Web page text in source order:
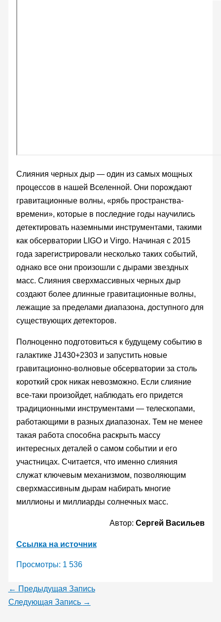
Слияния черных дыр — один из самых мощных
процессов в нашей Вселенной. Они порождают
гравитационные волны, «рябь пространства-
времени», которые в последние годы научились
детектировать наземными инструментами, такими
как обсерватории LIGO и Virgo. Начиная с 2015
года зарегистрировали несколько таких событий,
однако все они произошли с дырами звездных
масс. Слияния сверхмассивных черных дыр
создают более длинные гравитационные волны,
лежащие за пределами диапазона, доступного для
существующих детекторов.
Полноценно подготовиться к будущему событию в
галактике J1430+2303 и запустить новые
гравитационно-волновые обсерватории за столь
короткий срок никак невозможно. Если слияние
все-таки произойдет, наблюдать его придется
традиционными инструментами — телескопами,
работающими в разных диапазонах. Тем не менее
такая работа способна раскрыть массу
интересных деталей о самом событии и его
участницах. Считается, что именно слияния
служат ключевым механизмом, позволяющим
сверхмассивным дырам набирать многие
миллионы и миллиарды солнечных масс.
Автор:Сергей Васильев
Ссылка на источник
Просмотры: 1 536
← Предыдущая Запись
Следующая Запись →